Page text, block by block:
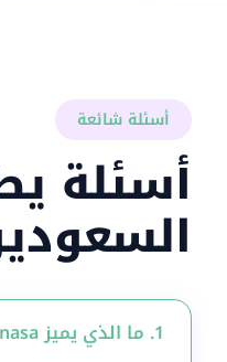
أسئلة شائعة
أسئلة
1. ما الذي يميز Saudi Minasa عن شركات السيو الأخرى في السعودية؟